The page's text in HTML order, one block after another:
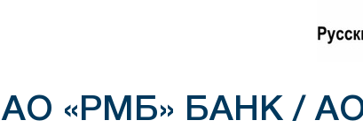
АО «РМБ» БАНК / АО